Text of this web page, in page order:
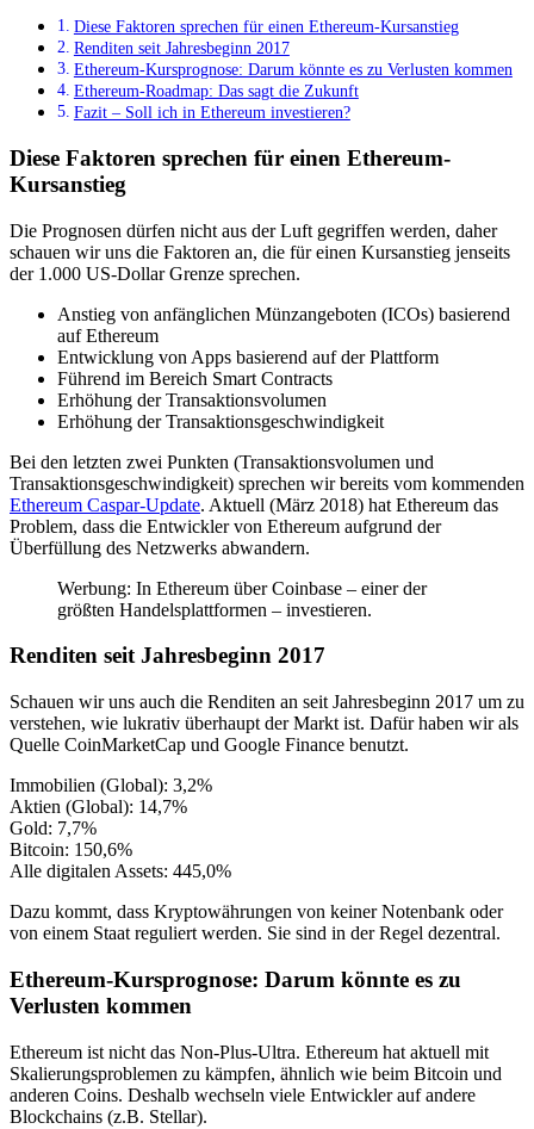
Diese Faktoren sprechen für einen Ethereum-Kursanstieg
Renditen seit Jahresbeginn 2017
Ethereum-Kursprognose: Darum könnte es zu Verlusten kommen
Ethereum-Roadmap: Das sagt die Zukunft
Fazit – Soll ich in Ethereum investieren?
Diese Faktoren sprechen für einen Ethereum-
Kursanstieg
Die Prognosen dürfen nicht aus der Luft gegriffen werden, daher
schauen wir uns die Faktoren an, die für einen Kursanstieg jenseits
der 1.000 US-Dollar Grenze sprechen.
Anstieg von anfänglichen Münzangeboten (ICOs) basierend
auf Ethereum
Entwicklung von Apps basierend auf der Plattform
Führend im Bereich Smart Contracts
Erhöhung der Transaktionsvolumen
Erhöhung der Transaktionsgeschwindigkeit
Bei den letzten zwei Punkten (Transaktionsvolumen und
Transaktionsgeschwindigkeit) sprechen wir bereits vom kommenden
Ethereum Caspar-Update. Aktuell (März 2018) hat Ethereum das
Problem, dass die Entwickler von Ethereum aufgrund der
Überfüllung des Netzwerks abwandern.
Werbung: In Ethereum über Coinbase – einer der
größten Handelsplattformen – investieren.
Renditen seit Jahresbeginn 2017
Schauen wir uns auch die Renditen an seit Jahresbeginn 2017 um zu
verstehen, wie lukrativ überhaupt der Markt ist. Dafür haben wir als
Quelle CoinMarketCap und Google Finance benutzt.
Immobilien (Global): 3,2%
Aktien (Global): 14,7%
Gold: 7,7%
Bitcoin: 150,6%
Alle digitalen Assets: 445,0%
Dazu kommt, dass Kryptowährungen von keiner Notenbank oder
von einem Staat reguliert werden. Sie sind in der Regel dezentral.
Ethereum-Kursprognose: Darum könnte es zu
Verlusten kommen
Ethereum ist nicht das Non-Plus-Ultra. Ethereum hat aktuell mit
Skalierungsproblemen zu kämpfen, ähnlich wie beim Bitcoin und
anderen Coins. Deshalb wechseln viele Entwickler auf andere
Blockchains (z.B. Stellar).